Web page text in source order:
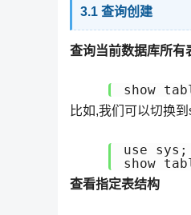
3.1 查询创建
查询当前数据库所有
比如,我们可以切换
use sys;
查看指定表结构